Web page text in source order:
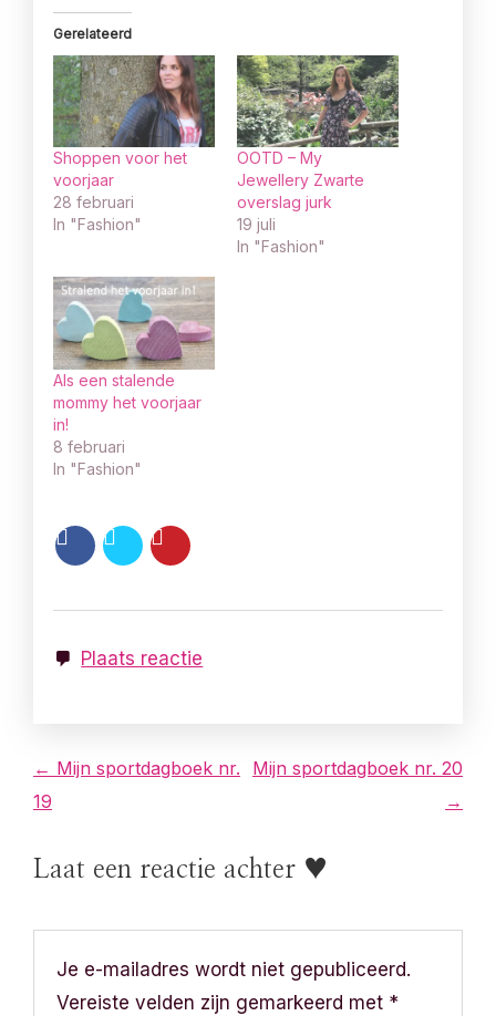
Gerelateerd
Shoppen voor het
voorjaar
28 februari
In "Fashion"
OOTD – My
Jewellery Zwarte
overslag jurk
19 juli
In "Fashion"
Als een stalende
mommy het voorjaar
in!
8 februari
In "Fashion"
Plaats reactie
B
e
r
← Mijn sportdagboek nr.
19
Mijn sportdagboek nr. 20
→
Laat een reactie achter ♥
Je e-mailadres wordt niet gepubliceerd.
Vereiste velden zijn gemarkeerd met *